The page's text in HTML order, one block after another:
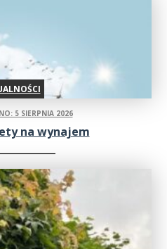
5 SIERPNIA 2026
na wynajem